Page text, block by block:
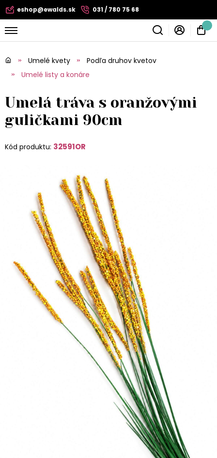
eshop@ewalds.sk 031 / 780 75 68
Umelé kvety
Podľa druhov kvetov
Umelé listy a konáre
Umelá tráva s oranžovými
guličkami 90cm
Kód produktu: 32591OR